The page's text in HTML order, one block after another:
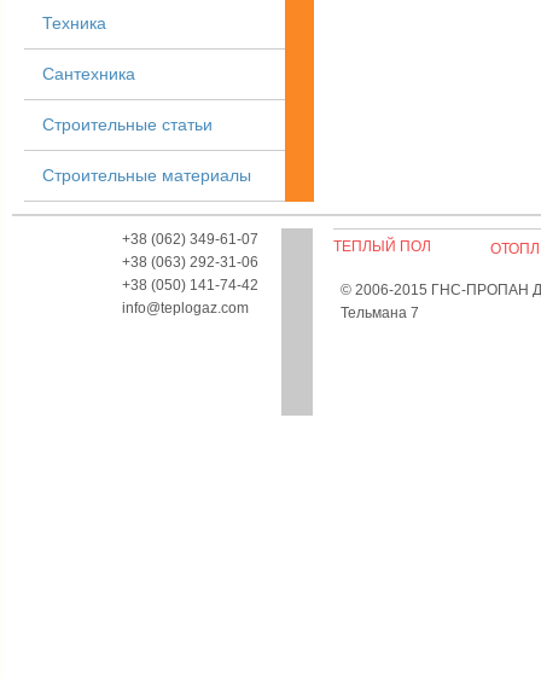
Техника
Сантехника
Строительные статьи
Строительные материалы
+38 (062) 349-61-07
+38 (063) 292-31-06
+38 (050) 141-74-42
info@teplogaz.com
ТЕПЛЫЙ ПОЛ
© 2006-2015 ГНС-ПРОПАН
Тельмана 7